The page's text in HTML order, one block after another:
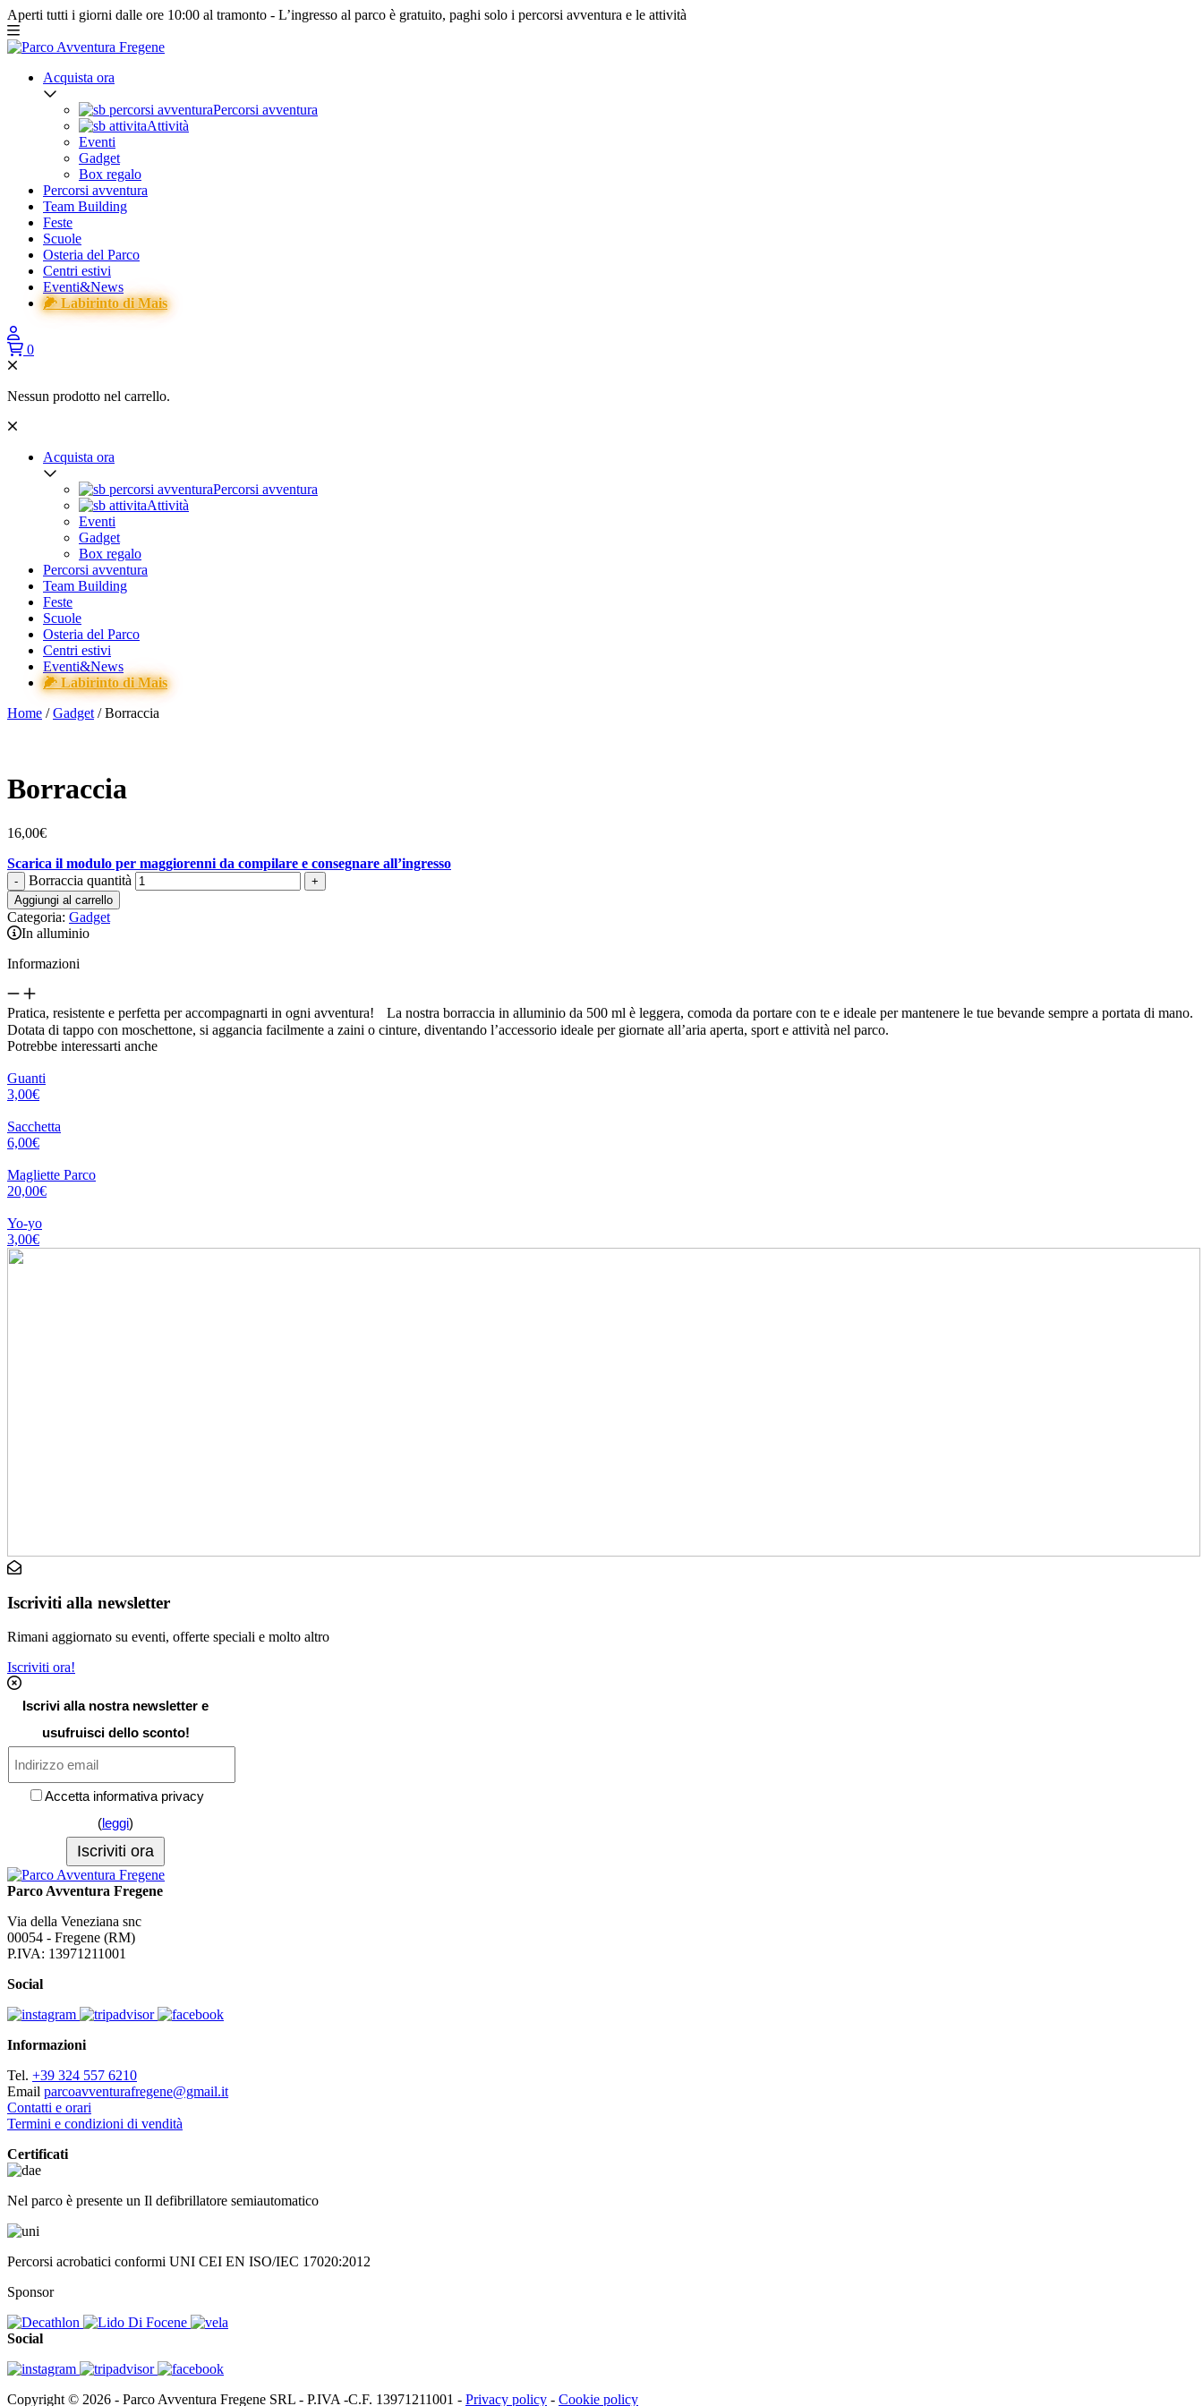
Aperti tutti i giorni dalle ore 10:00 al tramonto - L’ingresso al parco è gratuito, paghi solo i percorsi avventura e le attività
Acquista ora
Percorsi avventura
Attività
Eventi
Gadget
Box regalo
Percorsi avventura
Team Building
Feste
Scuole
Osteria del Parco
Centri estivi
Eventi&News
🌽 Labirinto di Mais
0
Nessun prodotto nel carrello.
Acquista ora
Percorsi avventura
Attività
Eventi
Gadget
Box regalo
Percorsi avventura
Team Building
Feste
Scuole
Osteria del Parco
Centri estivi
Eventi&News
🌽 Labirinto di Mais
Home /Gadget / Borraccia
Borraccia
16,00€
Scarica il modulo per maggiorenni da compilare e consegnare all’ingresso
- Borraccia quantità
+
Aggiungi al carrello
Categoria: Gadget
In alluminio
Informazioni
Pratica, resistente e perfetta per accompagnarti in ogni avventura! La nostra borraccia in alluminio da 500 ml è leggera, comoda da portare con te e ideale per mantenere le tue bevande sempre a portata di mano.
Dotata di tappo con moschettone, si aggancia facilmente a zaini o cinture, diventando l’accessorio ideale per giornate all’aria aperta, sport e attività nel parco.
Potrebbe interessarti anche
Guanti
3,00€
Sacchetta
6,00€
Magliette Parco
20,00€
Yo-yo
3,00€
Iscriviti alla newsletter
Rimani aggiornato su eventi, offerte speciali e molto altro
Iscriviti ora!
Iscrivi alla nostra newsletter e
usufruisci dello sconto!
Accetta informativa privacy
(leggi)
Parco Avventura Fregene
Via della Veneziana snc
00054 - Fregene (RM)
P.IVA: 13971211001
Social
Informazioni
Tel. +39 324 557 6210
Email parcoavventurafregene@gmail.it
Contatti e orari
Termini e condizioni di vendità
Certificati
Nel parco è presente un Il defibrillatore semiautomatico
Percorsi acrobatici conformi UNI CEI EN ISO/IEC 17020:2012
Sponsor
Social
Copyright © 2026 - Parco Avventura Fregene SRL - P.IVA -C.F. 13971211001 - Privacy policy - Cookie policy